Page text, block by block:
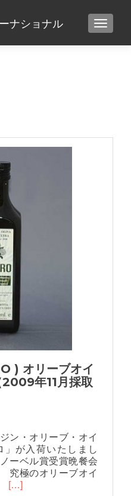
) オリーブオイ
年11月採取
ン・オリーブ・オイ
」が入荷いたしまし
ベル賞受賞晩餐会
究極のオリーブオイ
Read
[…]